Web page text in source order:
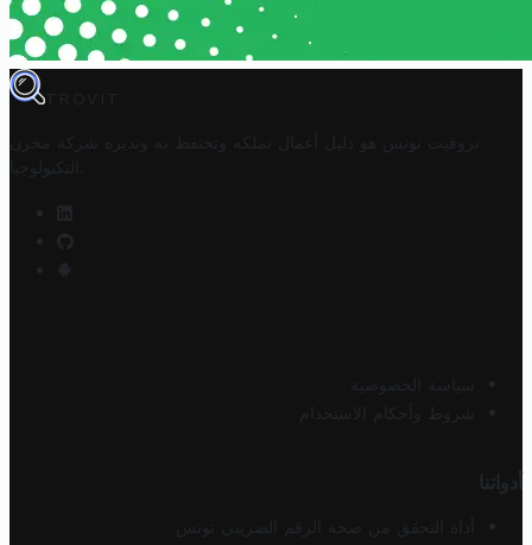
TROVIT
تروفيت تونس هو دليل أعمال تملكه وتحتفظ به وتديره
شركة مخزن
التكنولوجيا
سياسة الخصوصية
شروط وأحكام الاستخدام
أدواتنا
أداة التحقق من صحة الرقم الضريبي تونس